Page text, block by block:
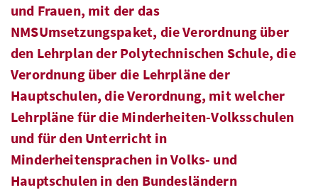
und Frauen, mit der das
NMSUmsetzungspaket, die Verordnung über
den Lehrplan der Polytechnischen Schule, die
Verordnung über die Lehrpläne der
Hauptschulen, die Verordnung, mit welcher
Lehrpläne für die Minderheiten-Volksschulen
und für den Unterricht in
Minderheitensprachen in Volks- und
Hauptschulen in den Bundesländern